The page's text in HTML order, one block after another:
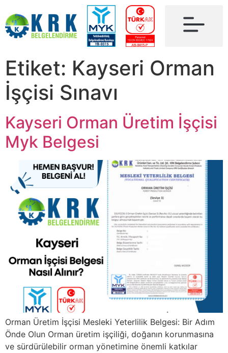
Etiket: Kayseri Orman
İşçisi Sınavı
Kayseri Orman Üretim İşçisi
Myk Belgesi
Orman Üretim İşçisi Mesleki Yeterlilik Belgesi: Bir Adım
Önde Olun Orman üretim işçiliği, doğanın korunmasına
ve sürdürülebilir orman yönetimine önemli katkılar